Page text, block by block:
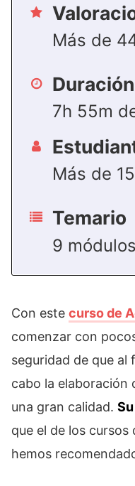
Más de
Duración
7h 55m
Más de
Temario
9
Con este curso de
comenzar con
seguridad de que al
cabo la elaboración
una gran calidad.
que el de los
hemos